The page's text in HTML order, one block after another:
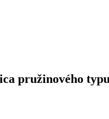
pružinového